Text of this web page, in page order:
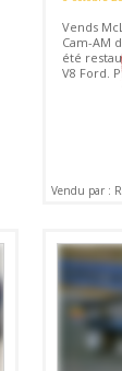
Vends
Cam-AM
été
V8 Ford.
Vendu par :